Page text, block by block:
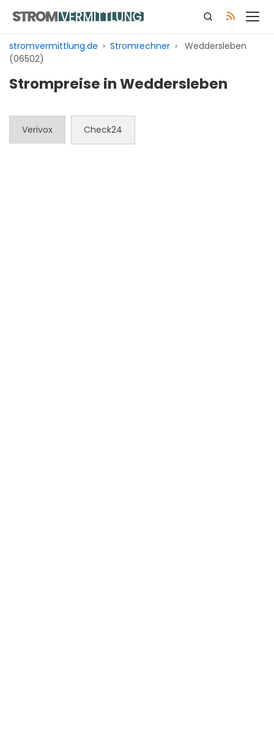
Inhalt
springen
stromvermittlung.de › Stromrechner › Weddersleben
(06502)
Strompreise in Weddersleben
Verivox Check24